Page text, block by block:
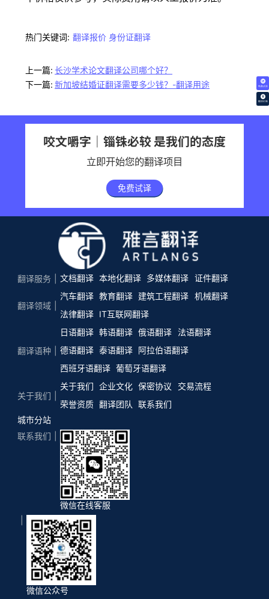
免费试译
翻译价格
热门关键词: 翻译报价 身份证翻译
上一篇: 长沙学术论文翻译公司哪个好？
下一篇: 新加坡结婚证翻译需要多少钱？-翻译用途
咬文嚼字｜锱铢必较 是我们的态度
立即开始您的翻译项目
免费试译
翻译服务 文档翻译 本地化翻译 多媒体翻译 证件翻译
翻译领域
汽车翻译 教育翻译 建筑工程翻译 机械翻译
法律翻译
IT互联网翻译
翻译语种
日语翻译 韩语翻译 俄语翻译
法语翻译
德语翻译 泰语翻译 阿拉伯语翻译
西班牙语翻译 葡萄牙语翻译
关于我们
关于我们 企业文化 保密协议
交易流程
荣誉资质 翻译团队
联系我们
城市分站
联系我们
微信在线客服
微信公众号